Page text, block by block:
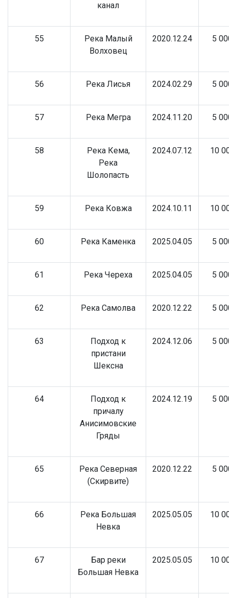
канал
55
Река Малый
Волховец
2020.12.24 5
56 Река Лисья 2024.02.29 5
57 Река Мегра 2024.11.20 5
58
Река Кема,
Река
Шолопасть
2024.07.12 10
59 Река Ковжа 2024.10.11 10
60 Река Каменка 2025.04.05 5
61 Река Череха 2025.04.05 5
62 Река Самолва 2020.12.22 5
63
Подход к
пристани
Шексна
2024.12.06 5
64
Подход к
причалу
Анисимовские
Гряды
2024.12.19 5
65
Река Северная
(Скирвите)
2020.12.22 5
66
Река Большая
Невка
2025.05.05 10
67
Бар реки
Большая Невка
2025.05.05 10